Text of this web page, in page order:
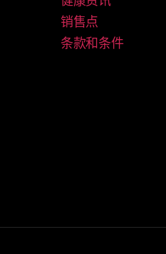
销售点
条款和条件